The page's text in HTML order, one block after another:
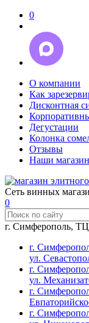
0
О компании
Как
Дисконтная
Дегустации
Колонка
Отзывы
Наши
Сеть винных
0
г. Симферополь,
г.
ул.
г.
ул.
г.
г.